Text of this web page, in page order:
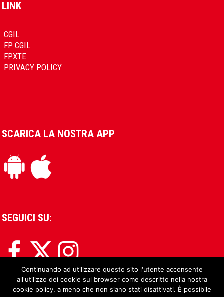
LINK
CGIL
FP CGIL
FPXTE
PRIVACY POLICY
SCARICA LA NOSTRA APP
SEGUICI SU:
Continuando ad utilizzare questo sito l'utente acconsente
all'utilizzo dei cookie sul browser come descritto nella nostra
cookie policy, a meno che non siano stati disattivati. È possibile